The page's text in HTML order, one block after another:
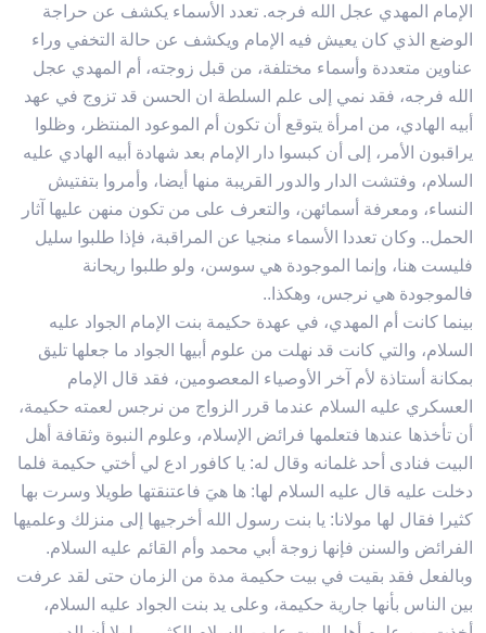
الإمام المهدي عجل الله فرجه. تعدد الأسماء يكشف عن حراجة
الوضع الذي كان يعيش فيه الإمام ويكشف عن حالة التخفي وراء
عناوين متعددة وأسماء مختلفة، من قبل زوجته، أم المهدي عجل
الله فرجه، فقد نمي إلى علم السلطة ان الحسن قد تزوج في عهد
أبيه الهادي، من امرأة يتوقع أن تكون أم الموعود المنتظر، وظلوا
يراقبون الأمر، إلى أن كبسوا دار الإمام بعد شهادة أبيه الهادي عليه
السلام، وفتشت الدار والدور القريبة منها أيضا، وأمروا بتفتيش
النساء، ومعرفة أسمائهن، والتعرف على من تكون منهن عليها آثار
الحمل.. وكان تعددا الأسماء منجيا عن المراقبة، فإذا طلبوا سليل
فليست هنا، وإنما الموجودة هي سوسن، ولو طلبوا ريحانة
فالموجودة هي نرجس، وهكذا..
بينما كانت أم المهدي، في عهدة حكيمة بنت الإمام الجواد عليه
السلام، والتي كانت قد نهلت من علوم أبيها الجواد ما جعلها تليق
بمكانة أستاذة لأم آخر الأوصياء المعصومين، فقد قال الإمام
العسكري عليه السلام عندما قرر الزواج من نرجس لعمته حكيمة،
أن تأخذها عندها فتعلمها فرائض الإسلام، وعلوم النبوة وثقافة أهل
البيت فنادى أحد غلمانه وقال له: يا كافور ادع لي أختي حكيمة فلما
دخلت عليه قال عليه السلام لها: ها هيَ فاعتنقتها طويلا وسرت بها
كثيرا فقال لها مولانا: يا بنت رسول الله أخرجيها إلى منزلك وعلميها
الفرائض والسنن فإنها زوجة أبي محمد وأم القائم عليه السلام.
وبالفعل فقد بقيت في بيت حكيمة مدة من الزمان حتى لقد عرفت
بين الناس بأنها جارية حكيمة، وعلى يد بنت الجواد عليه السلام،